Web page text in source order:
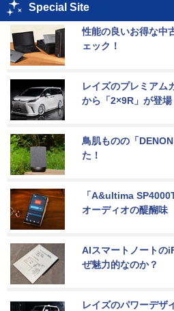
Special Site
性能の良いお得な中
ェック！
レイズのプレミアム
から「2×9R」が登場
鳥肌ものの「
た！
「A&ultima
オーディオの醍醐味
AIスマートノートの
ぜ魅力的なのか？
レイズのパワーデザ